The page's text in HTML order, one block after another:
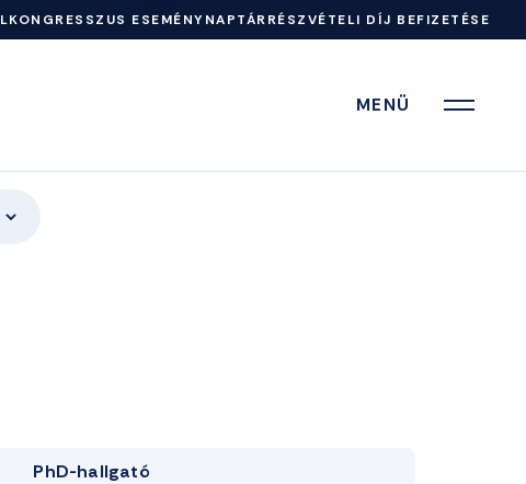
KONGRESSZUS ESEMÉNYNAPTÁRRÉSZVÉTELI DÍJ BEFIZETÉSE
MENÜ
PhD-hallgató